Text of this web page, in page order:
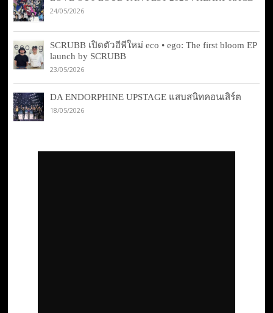
24/05/2026
SCRUBB เปิดตัวอีพีใหม่ eco • ego: The first bloom EP
launch by SCRUBB
23/05/2026
DA ENDORPHINE UPSTAGE แสบสนิทคอนเสิร์ต
18/05/2026